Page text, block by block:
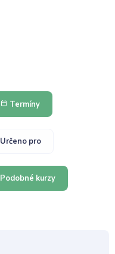
Termíny
Určeno pro
Podobné kurzy